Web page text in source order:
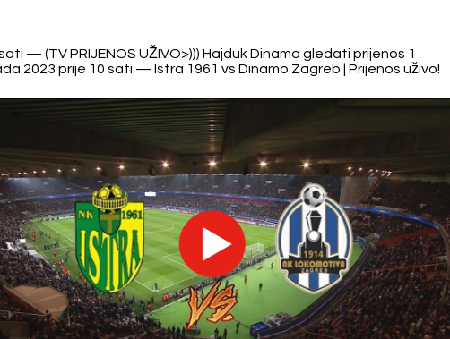
— (TV PRIJENOS UŽIVO>))) Hajduk Dinamo gledati prijenos 1
2023 prije 10 sati — Istra 1961 vs Dinamo Zagreb | Prijenos uživo!